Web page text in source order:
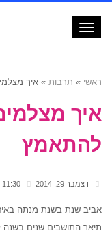
תפריט
ראשי » תרבות » איך
איך
להתאמץ
דצמבר 29, 2014
אביב שנת בשנת מנתה
תיאר התושבים שנים בשנה